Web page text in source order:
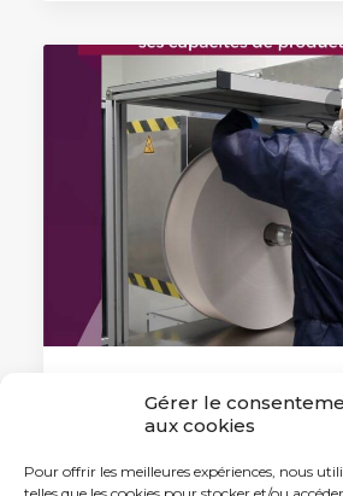
Gérer le
aux cookies
Pour offrir les meilleures expériences, nous
20 novembre 2024
France 2030 :
doublera ses capacités de
production